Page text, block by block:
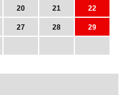
20 21
22
27 28
29